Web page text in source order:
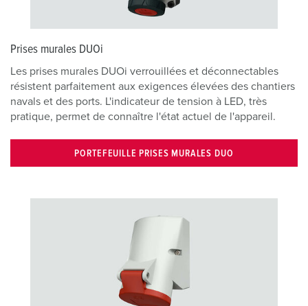
Prises murales DUOi
Les prises murales DUOi verrouillées et déconnectables
résistent parfaitement aux exigences élevées des chantiers
navals et des ports. L'indicateur de tension à LED, très
pratique, permet de connaître l'état actuel de l'appareil.
PORTEFEUILLE PRISES MURALES DUO